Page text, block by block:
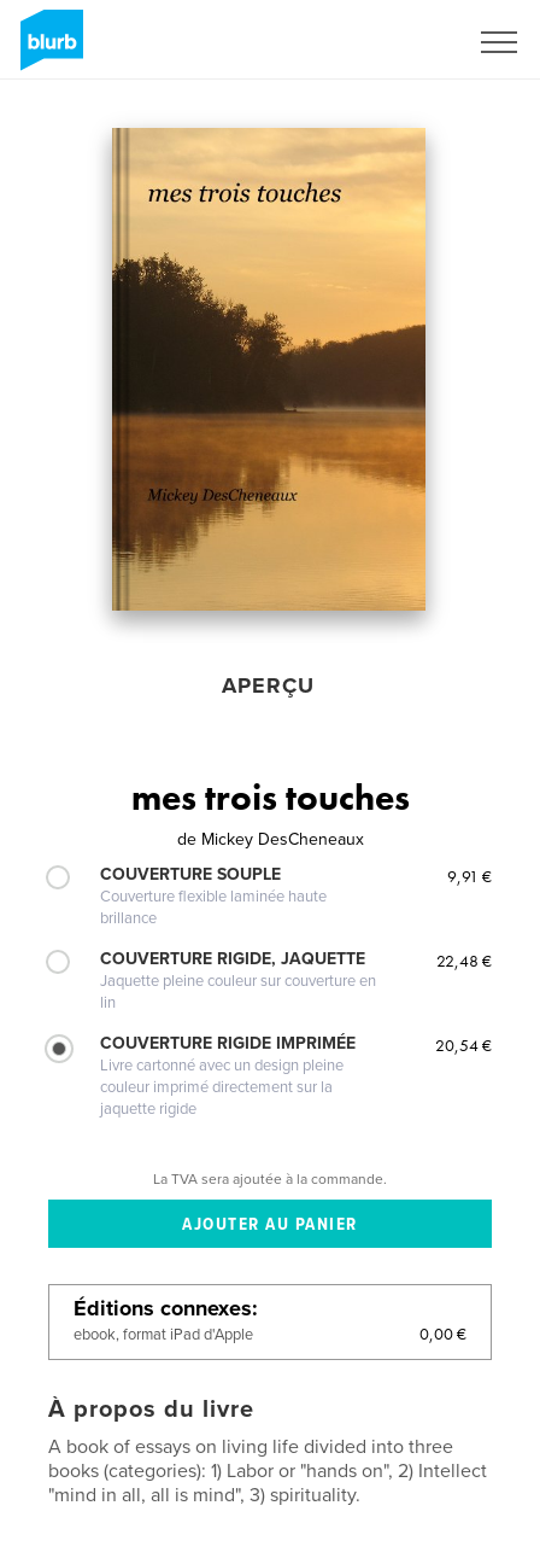
APERÇU
mes trois touches
de Mickey DesCheneaux
COUVERTURE SOUPLE
Couverture flexible laminée haute
brillance
9,91 €
COUVERTURE RIGIDE, JAQUETTE
Jaquette pleine couleur sur couverture en
lin
22,48 €
COUVERTURE RIGIDE IMPRIMÉE
Livre cartonné avec un design pleine
couleur imprimé directement sur la
jaquette rigide
20,54 €
La TVA sera ajoutée à la commande.
Éditions connexes
ebook, format iPad d'Apple 0,00 €
À propos du livre
A book of essays on living life divided into three
books (categories): 1) Labor or "hands on", 2) Intellect
"mind in all, all is mind", 3) spirituality.